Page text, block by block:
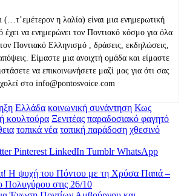
η λαλία) είναι μια ενημερωτική
έχει να ενημερώνει τον Ποντιακό κόσμο για όλα
Ποντιακό Ελληνισμό , δράσεις, εκδηλώσεις,
Είμαστε μια ανοιχτή ομάδα και είμαστε
να επικοινωνήσετε μαζί μας για ότι σας
στο info@pontosvoice.com
Ελλάδα κοινωνική συνάντηση Κως
κουλτούρα Ξενιτέας παραδοσιακό φαγητό
τοπικά νέα τοπική παράδοση χθεσινό
Pinterest LinkedIn Tumblr WhatsApp
Η ψυχή του Πόντου με τη Χρύσα Παπά –
Πολυγύρου στις 26/10